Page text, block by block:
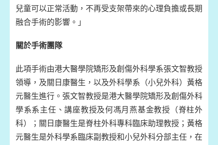
兒童可以正常活動，不再受支架帶來的心理負擔或長期
融合手術的影響。」
關於手術團隊
此項手術由港大醫學院矯形及創傷外科學系張文智教授
領導，及關日康醫生，以及外科學系（小兒外科）黃格
元醫生進行。張文智教授是港大醫學院矯形及創傷外科
學系系主任、講座教授及何馮月燕基金教授（脊柱外
科）；關日康醫生是脊柱外科專科臨床助理教授；黃格
元醫生是外科學系臨床副教授和小兒外科分部主任，在